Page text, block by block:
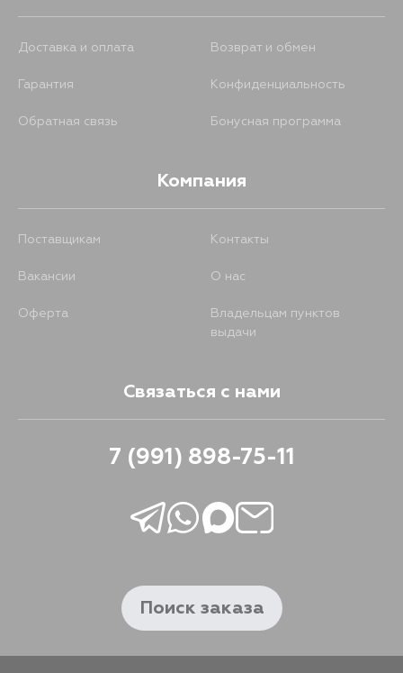
Доставка и оплата Возврат и обмен
Гарантия Конфиденциальность
Обратная связь Бонусная программа
Компания
Поставщикам Контакты
Вакансии О нас
Оферта
Владельцам пунктов
выдачи
Связаться с нами
7 (991) 898-75-11
Поиск заказа